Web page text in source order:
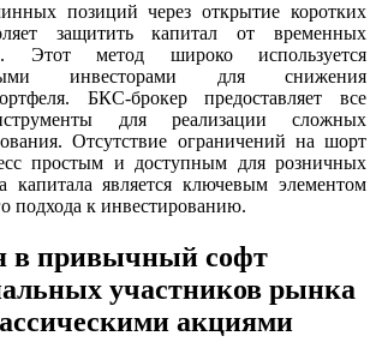
позиций через открытие коротких
защитить капитал от временных
Этот метод широко используется
инвесторами для снижения
БКС-брокер предоставляет все
для реализации сложных
Отсутствие ограничений на шорт
простым и доступным для розничных
капитала является ключевым элементом
подхода к инвестированию.
в привычный софт
участников рынка
акциями